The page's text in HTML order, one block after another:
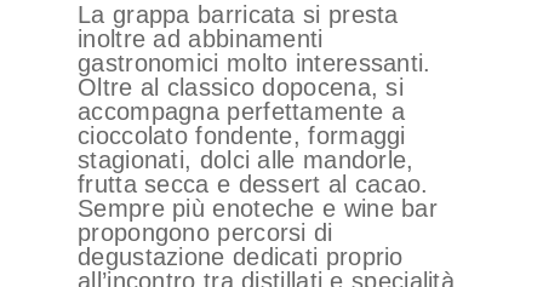
La grappa barricata si presta
inoltre ad abbinamenti
gastronomici molto interessanti.
Oltre al classico dopocena, si
accompagna perfettamente a
cioccolato fondente, formaggi
stagionati, dolci alle mandorle,
frutta secca e dessert al cacao.
Sempre più enoteche e wine bar
propongono percorsi di
degustazione dedicati proprio
all’incontro tra distillati e specialità